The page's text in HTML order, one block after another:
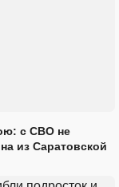
с СВО не
из Саратовской